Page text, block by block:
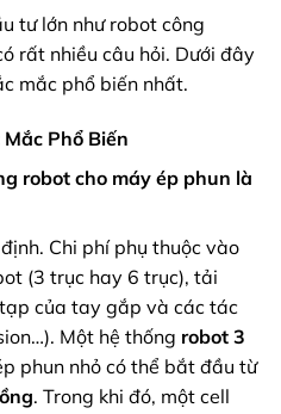
tư lớn như robot công
rất nhiều câu hỏi. Dưới đây
mắc phổ biến nhất.
Phổ Biến
robot cho máy ép phun là
Chi phí phụ thuộc vào
(3 trục hay 6 trục), tải
của tay gắp và các tác
Một hệ thống robot 3
phun nhỏ có thể bắt đầu từ
. Trong khi đó, một cell